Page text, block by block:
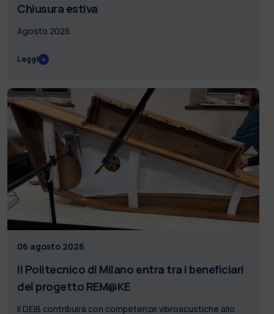
Chiusura estiva
Agosto 2026
Leggi
06 agosto 2026
Il Politecnico di Milano entra tra i beneficiari
del progetto REM@KE
Il DEIB contribuirà con competenze vibroacustiche allo